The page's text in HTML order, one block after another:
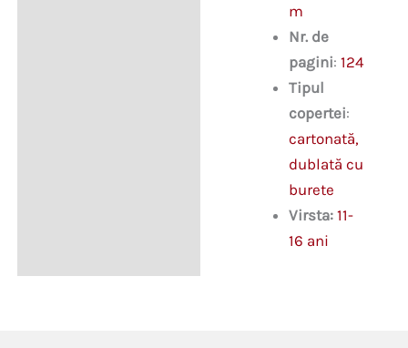
m
Nr. de
pagini: 124
Tipul
copertei:
cartonată,
dublată cu
burete
Virsta: 11-
16 ani